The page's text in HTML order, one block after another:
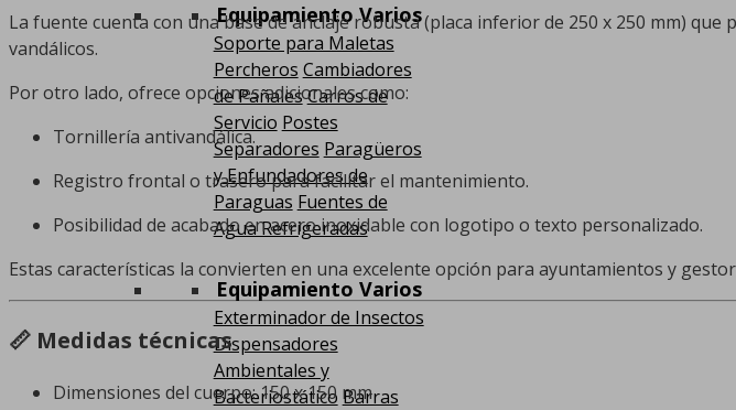
Equipamiento Varios
Soporte para Maletas
Percheros Cambiadores
de PañalesCarros de
Servicio Postes
Separadores Paragüeros
y Enfundadores de
Paraguas Fuentes de
Agua Refrigeradas
Equipamiento Varios
Exterminador de Insectos
Dispensadores
Ambientales y
Bacteriostático Barras
La fuente cuenta con una base de anclaje robusta (placa inferior de 250 x 250 mm)
vandálicos.
Por otro lado, ofrece opciones adicionales como:
Tornillería antivandálica.
Registro frontal o trasero para facilitar el mantenimiento.
Posibilidad de acabado en acero inoxidable con logotipo o texto personalizado.
Estas características la convierten en una excelente opción para ayuntamientos y
📏 Medidas técnicas
Dimensiones del cuerpo: 150 x 150 mm